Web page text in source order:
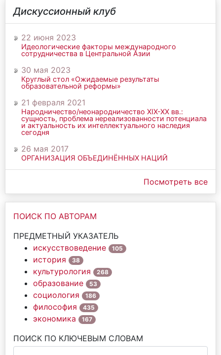
Дискуссионный клуб
22 июня 2023
Идеологические факторы международного
сотрудничества в Центральной Азии
30 мая 2023
Круглый стол «Ожидаемые результаты
образовательной реформы»
21 февраля 2021
Народничество/неонародничество ХIХ-ХХ вв.:
сущность, проблема нереализованности потенциала
и актуальность их интеллектуального наследия
сегодня
26 мая 2017
ОРГАНИЗАЦИЯ ОБЪЕДИНЁННЫХ НАЦИЙ
Посмотреть все
ПОИСК ПО АВТОРАМ
ПРЕДМЕТНЫЙ УКАЗАТЕЛЬ
искусствоведение
105
история 38
культурология 268
образование 53
социология 186
философия 435
экономика 167
ПОИСК ПО КЛЮЧЕВЫМ СЛОВАМ